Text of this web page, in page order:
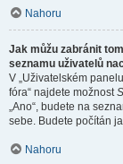
Nahoru
Jak můžu zabránit
seznamu uživatelů
V „Uživatelském
fóra“ najdete možnost
„Ano“, budete na
sebe. Budete počítán
Nahoru